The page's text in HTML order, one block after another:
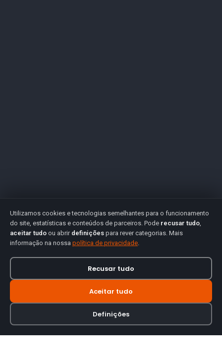
Utilizamos cookies e tecnologias semelhantes para o funcionamento
do site, estatísticas e conteúdos de parceiros. Pode recusar tudo,
aceitar tudo ou abrir definições para rever categorias. Mais
informação na nossa política de privacidade.
Recusar tudo
Aceitar tudo
Definições